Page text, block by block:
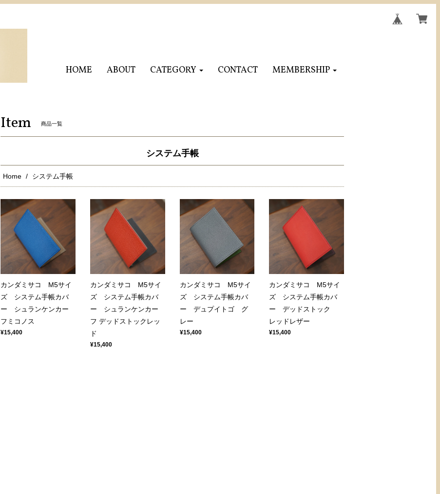
HOME ABOUT CATEGORY CONTACT MEMBERSHIP
Item 商品一覧
システム手帳
Home システム手帳
カンダミサコ M5サイ
ズ システム手帳カバ
ー シュランケンカー
フミコノス
¥15,400
カンダミサコ M5サイ
ズ システム手帳カバ
ー シュランケンカー
フ デッドストックレッ
ド
¥15,400
カンダミサコ M5サイ
ズ システム手帳カバ
ー デュプイトゴ グ
レー
¥15,400
カンダミサコ M5サイ
ズ システム手帳カバ
ー デッドストック
レッドレザー
¥15,400